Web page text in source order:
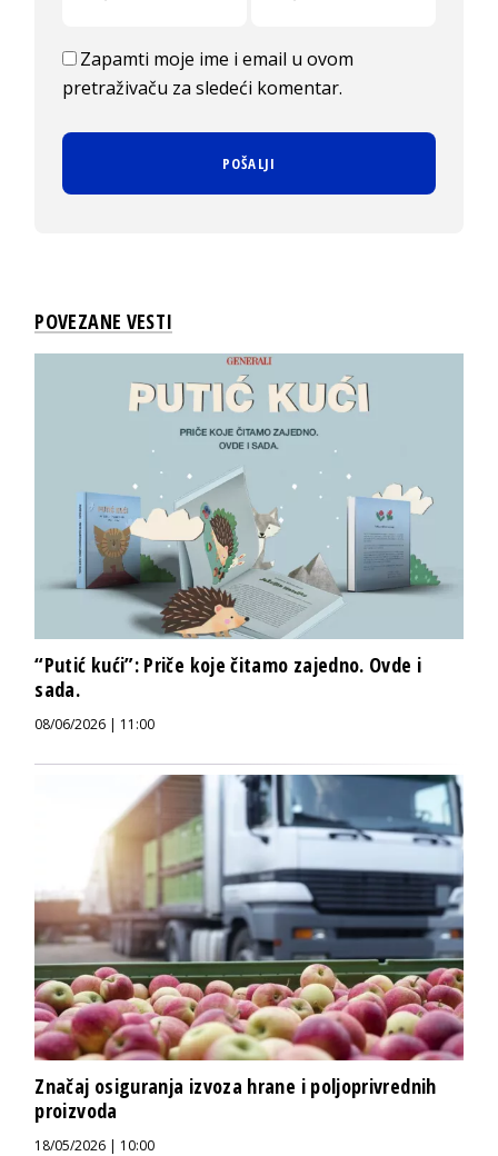
Zapamti moje ime i email u ovom
pretraživaču za sledeći komentar.
POVEZANE VESTI
“Putić kući”: Priče koje čitamo zajedno. Ovde i
sada.
08/06/2026 | 11:00
Značaj osiguranja izvoza hrane i poljoprivrednih
proizvoda
18/05/2026 | 10:00